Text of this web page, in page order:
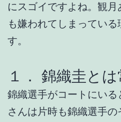
にスゴイですよね。観
も嫌われてしまってい
す。
１． 錦織圭とは
錦織選手がコートにいる
さんは片時も錦織選手